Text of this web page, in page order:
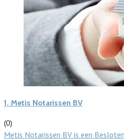
1. Metis Notarissen BV
(0)
Metis Notarissen BV is een